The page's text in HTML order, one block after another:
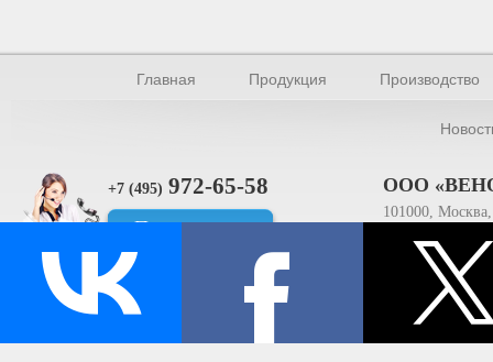
Главная Продукция Производство
+7 (495) 972-65-58
Прямая связь
ООО
101000,
ИНН
© Производство уплотнителей и профилей 2026.
Все права защищены.